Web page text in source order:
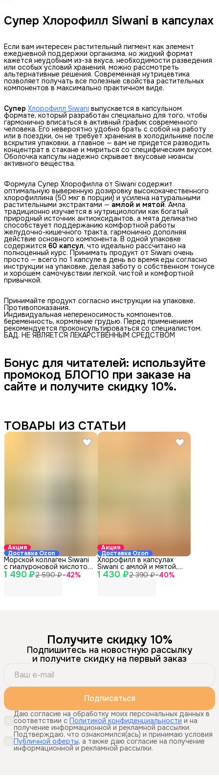
Супер Хлорофилл Siwani в капсулах
Если вам интересен растительный пигмент как элемент
ежедневной поддержки организма, но жидкий формат
кажется неудобным из-за вкуса, необходимости разведения
или особых условий хранения, можно рассмотреть
альтернативные решения. Современная нутрицевтика
позволяет получать все полезные свойства растительных
компонентов в максимально практичном виде.
Супер Хлорофилл Siwani выпускается в капсульном
формате, который разработан специально для того, чтобы
гармонично вписаться в активный график современного
человека. Его невероятно удобно брать с собой на работу
или в поездки, он не требует хранения в холодильнике после
вскрытия упаковки, а главное — вам не придется разводить
концентрат в стакане и мириться со специфическим вкусом.
Оболочка капсулы надежно скрывает вкусовые нюансы
активного вещества.
Формула Супер Хлорофилла от Siwani содержит
оптимальную выверенную дозировку высококачественного
хлорофиллина (50 мкг в порции) и усилена натуральными
растительными экстрактами — амлой и мятой. Амла
традиционно изучается в нутрициологии как богатый
природный источник антиоксидантов, а мята деликатно
способствует поддержанию комфортной работы
желудочно-кишечного тракта, гармонично дополняя
действие основного компонента. В одной упаковке
содержится 60 капсул, что идеально рассчитано на
полноценный курс. Принимать продукт от Siwani очень
просто — всего по 1 капсуле в день во время еды согласно
инструкции на упаковке, делая заботу о собственном тонусе
и хорошем самочувствии легкой, чистой и комфортной
привычкой.
Принимайте продукт согласно инструкции на упаковке.
Противопоказания.
Индивидуальная непереносимость компонентов,
беременность, кормление грудью. Перед применением
рекомендуется проконсультироваться со специалистом.
БАД. НЕ ЯВЛЯЕТСЯ ЛЕКАРСТВЕННЫМ СРЕДСТВОМ
Бонус для читателей: используйте
промокод БЛОГ10 при заказе на
сайте и получите скидку 10%.
ТОВАРЫ ИЗ СТАТЬИ
Акция
Доставка Ozon
1 490 ₽2 590 ₽−42%
Морской коллаген Siwani
с гиалуроновой кислотой,
витамином C и Q10, 90
Акция
Доставка Ozon
1 430 ₽2 390 ₽−40%
Хлорофилл в капсулах
Siwani с амлой и мятой,
60 капсул
Получите скидку 10%
Подпишитесь на новостную рассылку
и получите скидку на первый заказ
Подписаться
Даю согласие на обработку моих персональных данных в
соответствии с Политикой конфиденциальности и на
получение информационной и рекламной рассылки.
Подтверждаю, что ознакомился(ась) и принимаю условия
Публичной оферты, а также даю согласие на получение
информационной и рекламной рассылки.